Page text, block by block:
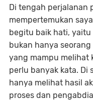
Di tengah perjalanan
mempertemukan
begitu baik hati, yaitu
bukan hanya
yang mampu melihat
perlu banyak kata. Di
hanya melihat hasil
proses dan